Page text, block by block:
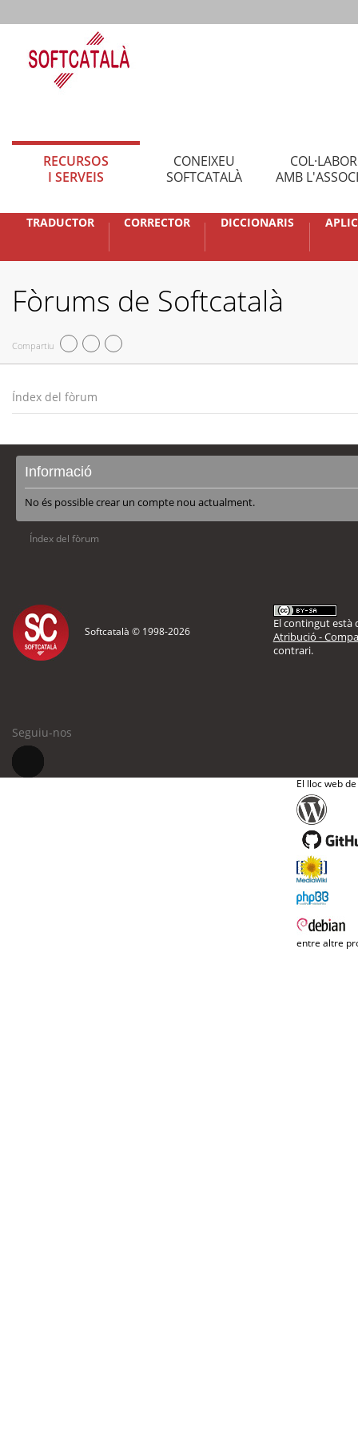
RECURSOS
I SERVEIS
CONEIXEU
SOFTCATALÀ
AMB
TRADUCTOR CORRECTOR DICCIONARIS
Fòrums de Softcatalà
Compartiu
Índex del fòrum
Informació
No és possible crear un compte nou actualment.
Índex del fòrum
Softcatalà © 1998-2026
El contingut està
Atribució -
contrari.
Seguiu-nos
El lloc web
entre altre